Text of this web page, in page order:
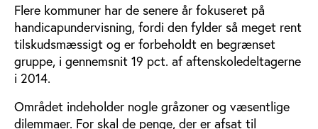
Flere kommuner har de senere år fokuseret på
handicapundervisning, fordi den fylder så meget rent
tilskudsmæssigt og er forbeholdt en begrænset
gruppe, i gennemsnit 19 pct. af aftenskoledeltagerne
i 2014.
Området indeholder nogle gråzoner og væsentlige
dilemmaer. For skal de penge, der er afsat til